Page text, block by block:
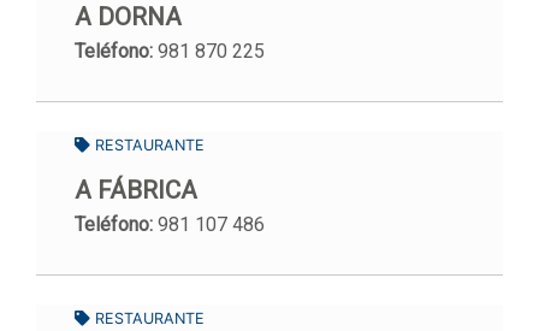
A DORNA
Teléfono: 981 870 225
RESTAURANTE
A FÁBRICA
Teléfono: 981 107 486
RESTAURANTE